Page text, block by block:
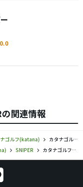
0.0
関連情報
ゴルフ(katana)
カタナゴルフ／SNIPER／ドライバーの口コミ評価
SNIPER カタナゴルフ／SNIPER／ドライバーの口コミ評価